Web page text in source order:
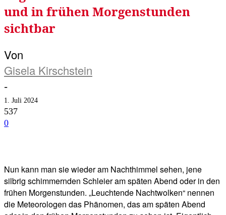
und in frühen Morgenstunden
sichtbar
Von
Gisela Kirschstein
-
1. Juli 2024
537
0
Nun kann man sie wieder am Nachthimmel sehen, jene
silbrig schimmernden Schleier am späten Abend oder in den
frühen Morgenstunden. „Leuchtende Nachtwolken“ nennen
die Meteorologen das Phänomen, das am späten Abend